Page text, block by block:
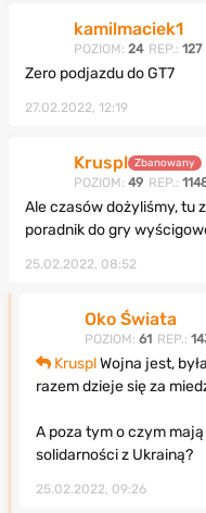
kamilmaciek1
POZIOM: 24 REP.: 127
Zero podjazdu do GT7
27.02.2022, 12:19
Kruspl Zbanowany
POZIOM: 49 REP.:
Ale czasów dożyliśmy, tu
poradnik do gry
25.02.2022, 08:52
Oko Świata
POZIOM: 61 REP.:
KrusplWojna jest,
razem dzieje się za
A poza tym o czym
solidarności z Ukrainą?
25.02.2022, 09:26